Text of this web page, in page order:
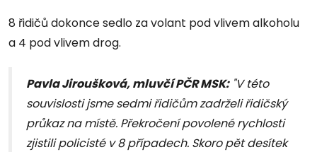
8 řidičů dokonce sedlo za volant pod vlivem alkoholu
a 4 pod vlivem drog.
Pavla Jiroušková, mluvčí PČR MSK:"V této
souvislosti jsme sedmi řidičům zadrželi řidičský
průkaz na místě. Překročení povolené rychlosti
zjistili policisté v 8 případech. Skoro pět desítek